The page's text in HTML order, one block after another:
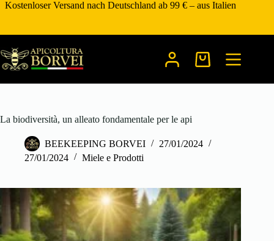
Zum
Kostenloser Versand nach Deutschland ab 99 € – aus Italien
Warenkorb
La biodiversità, un alleato fondamentale per le api
BEEKEEPING BORVEI
27/01/2024
27/01/2024
Miele e Prodotti